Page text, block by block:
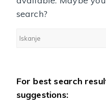
search?
For best search
suggestions: